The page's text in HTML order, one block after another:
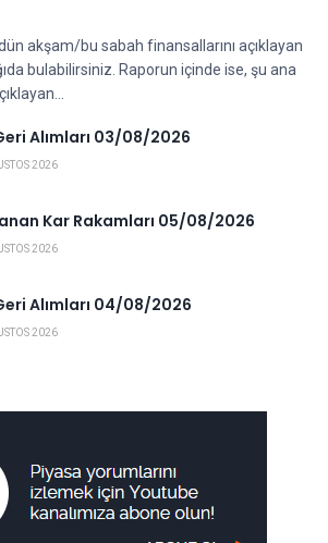
akşam/bu sabah finansallarını açıklayan
bulabilirsiniz. Raporun içinde ise, şu ana
Alımları 03/08/2026
2026
Kar Rakamları 05/08/2026
2026
Alımları 04/08/2026
2026